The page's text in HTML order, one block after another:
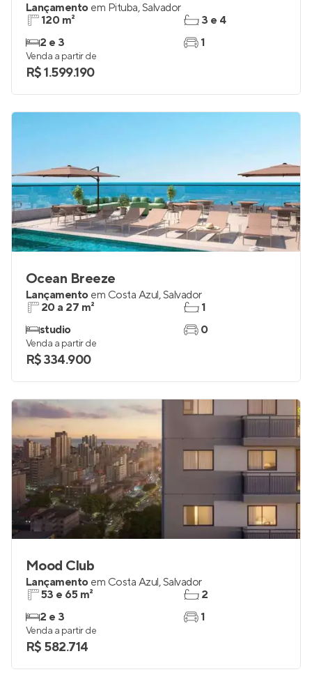
Lançamento em Pituba,Salvador
120 m²
2 e 3
3 e 4
1
Venda a partir de
R$ 1.599.190
Ocean Breeze
Lançamento em Costa Azul,Salvador
20 a 27 m²
studio
1
0
Venda a partir de
R$ 334.900
Mood Club
Lançamento em Costa Azul,Salvador
53 e 65 m²
2 e 3
2
1
Venda a partir de
R$ 582.714